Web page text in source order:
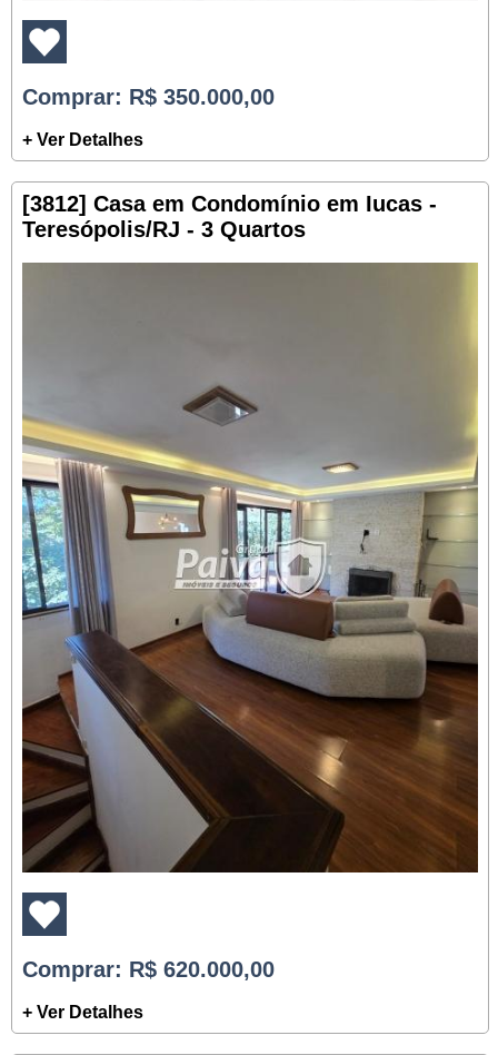
Comprar: R$ 350.000,00
+ Ver Detalhes
[3812] Casa em Condomínio em Iucas -
Teresópolis/RJ - 3 Quartos
Comprar: R$ 620.000,00
+ Ver Detalhes